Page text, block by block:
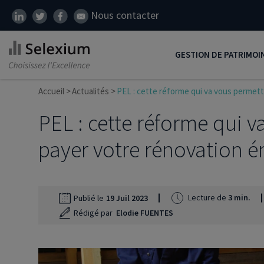
Nous contacter
GESTION DE
Développer son
Réduire ses impôts
Préparer sa retraite
Défiscalisation
Accueil Actualités PEL : cette réforme qui va vous
PEL : cette réforme qui
payer votre rénovation
Publié le 19 Juil 2023 Lecture de 3 min.
Rédigé par Elodie FUENTES